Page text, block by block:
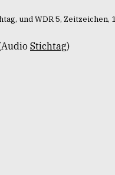
und WDR 5, Zeitzeichen,
Stichtag)